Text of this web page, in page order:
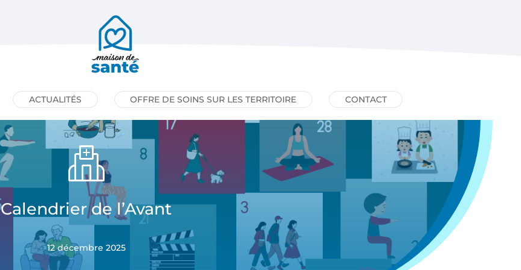
ACTUALITÉS OFFRE DE SOINS SUR LES TERRITOIRE CONTACT
Calendrier de l’Avant
12 décembre 2025